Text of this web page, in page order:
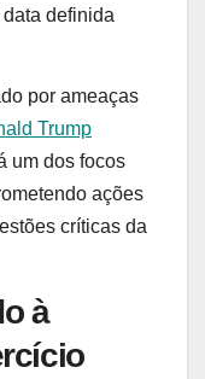
data definida
por ameaças
Trump
um dos focos
ações
críticas da
à